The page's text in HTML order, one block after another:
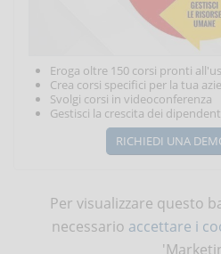
Eroga oltre 150 corsi pronti
Crea corsi specifici per la tua
Svolgi corsi in videoconferenza
Gestisci la crescita dei
RICHIEDI UNA
Per visualizzare questo
necessario accettare i